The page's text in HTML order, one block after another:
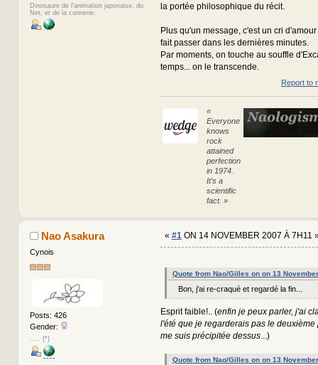
Dinosaure de l'animation japonaise, du
Net, et de la connerie.
la portée philosophique du récit.
Plus qu'un message, c'est un cri
fait passer dans les dernières minutes.
Par moments, on touche au souffle
temps... on le transcende.
Report to
«
Everyone
knows
rock
attained
perfection
in 1974.
It's a
scientific
fact. »
Nao Asakura
Cynois
Posts: 426
Gender:
..... {*}
« #1ON 14 NOVEMBER 2007 À 7H11
Quote from Nao/Gilles on on 13
Bon, j'ai re-craqué et regardé la fin...
Esprit faible!.. (enfin je peux parler, j'ai
l'été que je regarderais pas le deuxième
me suis précipitée dessus...)
Quote from Nao/Gilles on on 13